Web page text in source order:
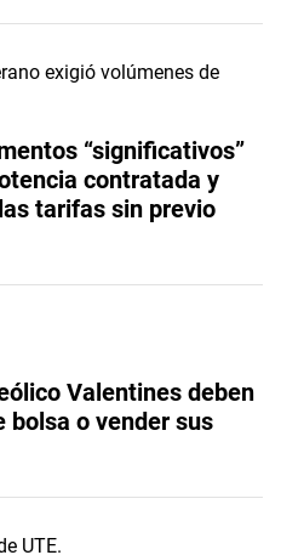
“significativos”
contratada y
tarifas sin previo
Valentines deben
bolsa o vender sus